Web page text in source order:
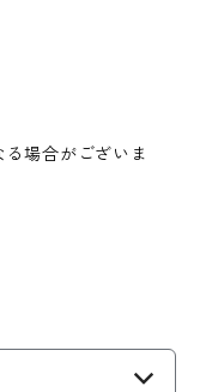
場合がございま